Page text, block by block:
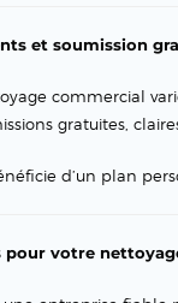
et soumission
commercial
gratuites,
d’un plan
pour votre